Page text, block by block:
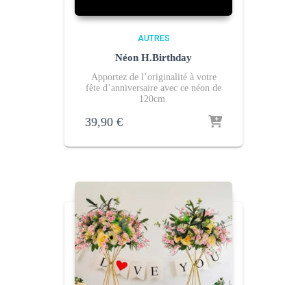
AUTRES
Néon H.Birthday
Apportez de l’originalité à votre
fête d’anniversaire avec ce néon de
120cm.
39,90 €